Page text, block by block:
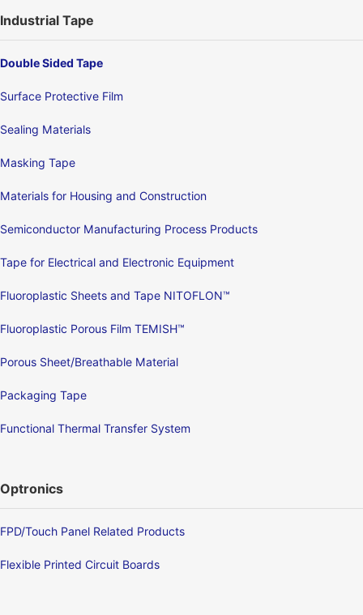
Industrial Tape
Double Sided Tape
Surface Protective Film
Sealing Materials
Masking Tape
Materials for Housing and Construction
Semiconductor Manufacturing Process Products
Tape for Electrical and Electronic Equipment
Fluoroplastic Sheets and Tape NITOFLON™
Fluoroplastic Porous Film TEMISH™
Porous Sheet/Breathable Material
Packaging Tape
Functional Thermal Transfer System
Optronics
FPD/Touch Panel Related Products
Flexible Printed Circuit Boards